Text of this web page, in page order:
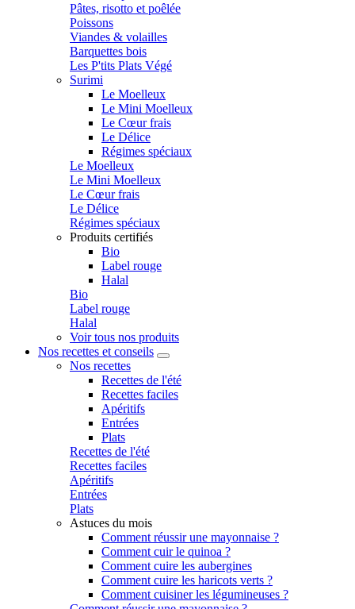
Pâtes, risotto et poêlée
Poissons
Viandes & volailles
Barquettes bois
Les P'tits Plats Végé
Surimi
Le Moelleux
Le Mini Moelleux
Le Cœur frais
Le Délice
Régimes spéciaux
Le Moelleux
Le Mini Moelleux
Le Cœur frais
Le Délice
Régimes spéciaux
Produits certifiés
Bio
Label rouge
Halal
Bio
Label rouge
Halal
Voir tous nos produits
Nos recettes et conseils
Nos recettes
Recettes de l'été
Recettes faciles
Apéritifs
Entrées
Plats
Recettes de l'été
Recettes faciles
Apéritifs
Entrées
Plats
Astuces du mois
Comment réussir une mayonnaise ?
Comment cuir le quinoa ?
Comment cuire les aubergines
Comment cuire les haricots verts ?
Comment cuisiner les légumineuses ?